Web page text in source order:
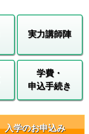
実力講師陣
学費・
申込手続き
入学のお申込み